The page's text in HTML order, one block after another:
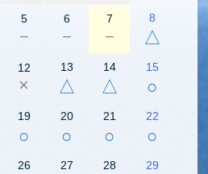
5
－
6
－
7
－
8
△
12
×
13
△
14
△
15
○
19
○
20
○
21
○
22
○
26 27 28 29